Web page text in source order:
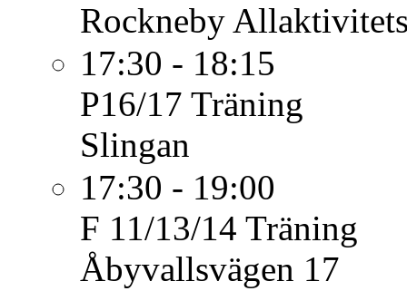
Rockneby
17:30 - 18:15
P16/17 Träning
Slingan
17:30 - 19:00
F 11/13/14 Träning
Åbyvallsvägen 17